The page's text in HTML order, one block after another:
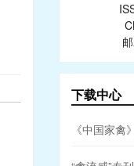
下载中心
《中国家禽